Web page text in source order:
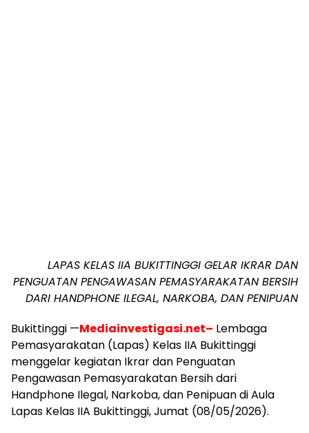
LAPAS KELAS IIA BUKITTINGGI GELAR IKRAR DAN
PENGUATAN PENGAWASAN PEMASYARAKATAN BERSIH
DARI HANDPHONE ILEGAL, NARKOBA, DAN PENIPUAN
Bukittinggi —Mediainvestigasi.net– Lembaga
Pemasyarakatan (Lapas) Kelas IIA Bukittinggi
menggelar kegiatan Ikrar dan Penguatan
Pengawasan Pemasyarakatan Bersih dari
Handphone Ilegal, Narkoba, dan Penipuan di Aula
Lapas Kelas IIA Bukittinggi, Jumat (08/05/2026).